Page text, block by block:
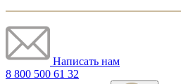
Написать нам
8 800 500 61 32